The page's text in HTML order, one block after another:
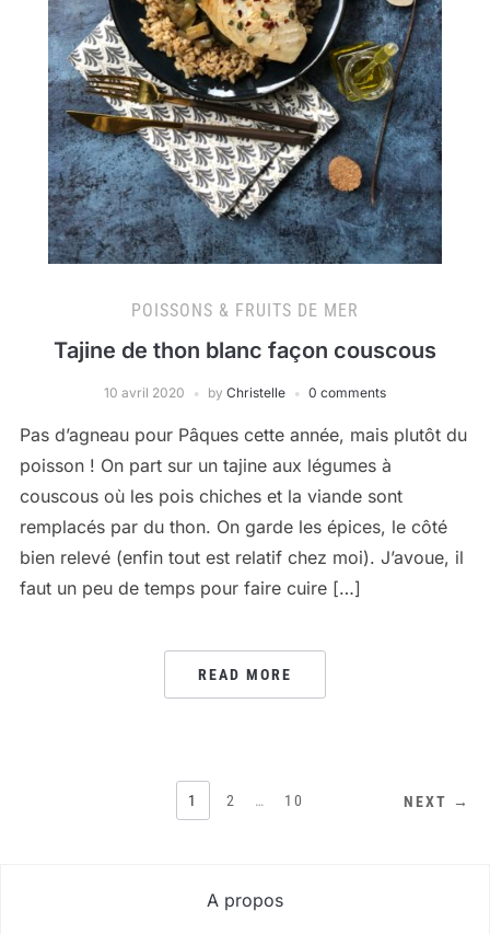
POISSONS & FRUITS DE MER
Tajine de thon blanc façon couscous
10 avril 2020 by Christelle 0 comments
Pas d’agneau pour Pâques cette année, mais plutôt du
poisson ! On part sur un tajine aux légumes à
couscous où les pois chiches et la viande sont
remplacés par du thon. On garde les épices, le côté
bien relevé (enfin tout est relatif chez moi). J’avoue, il
faut un peu de temps pour faire cuire […]
READ MORE
1 2 … 10 NEXT →
A propos